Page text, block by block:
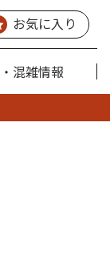
お気に入り
混雑情報